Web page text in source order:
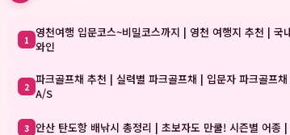
1 영천여행 입문코스~비밀코스까지 | 영천 여행지 추천 | 국
와인
2 파크골프채 추천 | 실력별 파크골프채 | 입문자 파크골프
A/S
3 안산 탄도항 배낚시 총정리 | 초보자도 만쿨! 시즌별 어종